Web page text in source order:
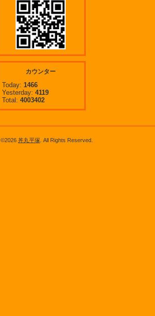
カウンター
Today: 1466
Yesterday: 4119
Total: 4003402
©2026 丼丸平塚 . All Rights Reserved.